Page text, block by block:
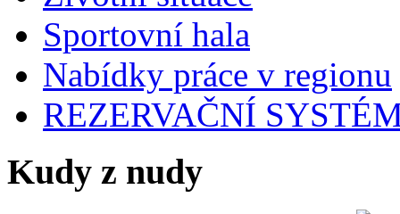
Sportovní hala
Nabídky práce v regionu
REZERVAČNÍ
Kudy z nudy